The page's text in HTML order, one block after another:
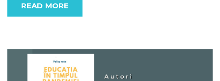
READ MORE